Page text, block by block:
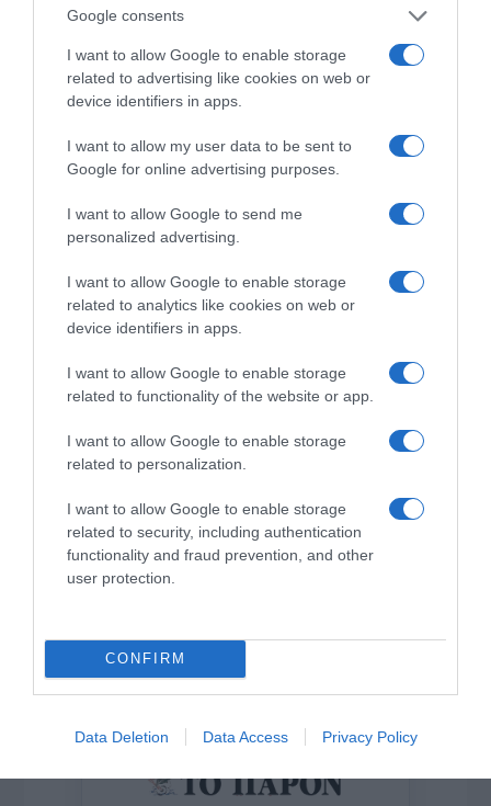
Google consents
I want to allow Google to enable storage
related to advertising like cookies on web or
device identifiers in apps.
I want to allow my user data to be sent to
Google for online advertising purposes.
I want to allow Google to send me
personalized advertising.
I want to allow Google to enable storage
related to analytics like cookies on web or
device identifiers in apps.
I want to allow Google to enable storage
related to functionality of the website or app.
I want to allow Google to enable storage
related to personalization.
I want to allow Google to enable storage
related to security, including authentication
functionality and fraud prevention, and other
user protection.
CONFIRM
Data Deletion Data Access Privacy Policy
ραδιοφωνικές άδειες, το πακέτο στήριξης των 80
εκατομμυρίων ευρώ για τον Τύπο, αλλά και την
πρωτοβουλία για την άρση της ανωνυμίας στο
διαδίκτυο.
Η ΣΤΗΛΗ ΜΑΣ